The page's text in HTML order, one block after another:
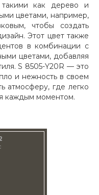
как дерево и
цветами, например,
чтобы создать
Этот цвет также
в комбинации с
цветами, добавляя
S 8505-Y20R — это
и нежность в своем
атмосферу, где легко
каждым моментом.